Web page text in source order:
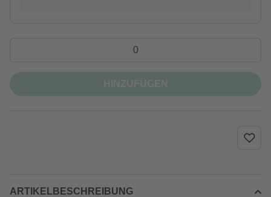
ARTIKELBESCHREIBUNG